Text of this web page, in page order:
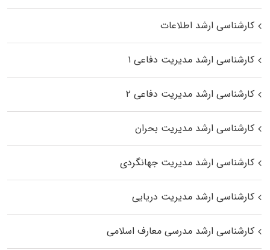
کارشناسی ارشد اطلاعات
کارشناسی ارشد مدیریت دفاعی ۱
کارشناسی ارشد مدیریت دفاعی ۲
کارشناسی ارشد مدیریت بحران
کارشناسی ارشد مدیریت جهانگردی
کارشناسی ارشد مدیریت دریایی
کارشناسی ارشد مدرسی معارف اسلامی